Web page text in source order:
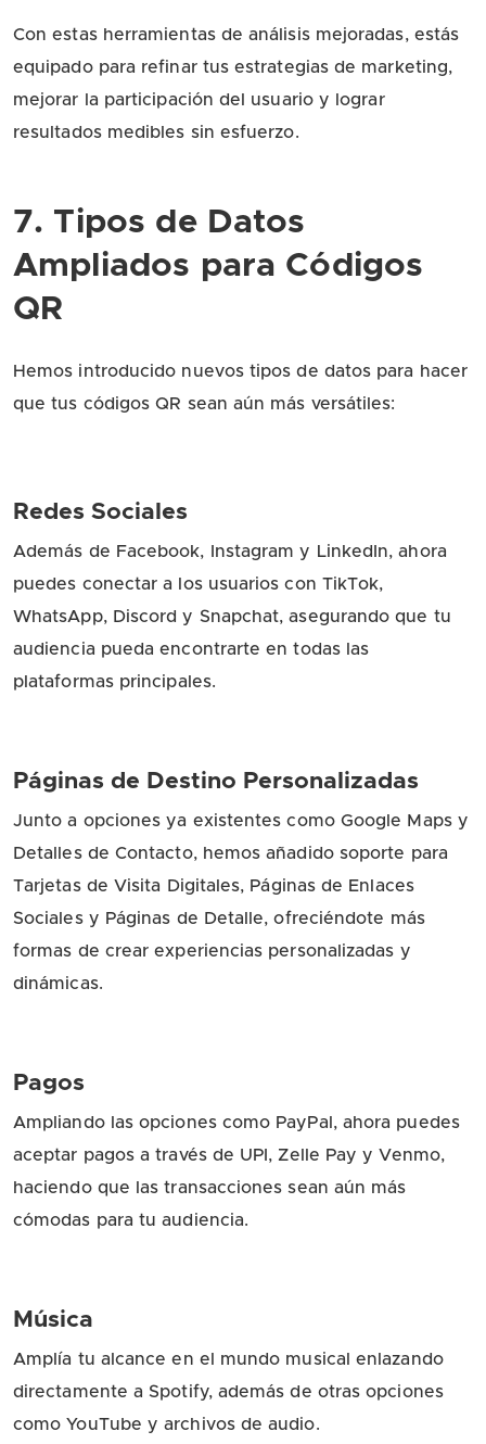
Con estas herramientas de análisis mejoradas, estás
equipado para refinar tus estrategias de marketing,
mejorar la participación del usuario y lograr
resultados medibles sin esfuerzo.
7. Tipos de Datos
Ampliados para Códigos
QR
Hemos introducido nuevos tipos de datos para hacer
que tus códigos QR sean aún más versátiles:
Redes Sociales
Además de Facebook, Instagram y LinkedIn, ahora
puedes conectar a los usuarios con TikTok,
WhatsApp, Discord y Snapchat, asegurando que tu
audiencia pueda encontrarte en todas las
plataformas principales.
Páginas de Destino Personalizadas
Junto a opciones ya existentes como Google Maps y
Detalles de Contacto, hemos añadido soporte para
Tarjetas de Visita Digitales, Páginas de Enlaces
Sociales y Páginas de Detalle, ofreciéndote más
formas de crear experiencias personalizadas y
dinámicas.
Pagos
Ampliando las opciones como PayPal, ahora puedes
aceptar pagos a través de UPI, Zelle Pay y Venmo,
haciendo que las transacciones sean aún más
cómodas para tu audiencia.
Música
Amplía tu alcance en el mundo musical enlazando
directamente a Spotify, además de otras opciones
como YouTube y archivos de audio.